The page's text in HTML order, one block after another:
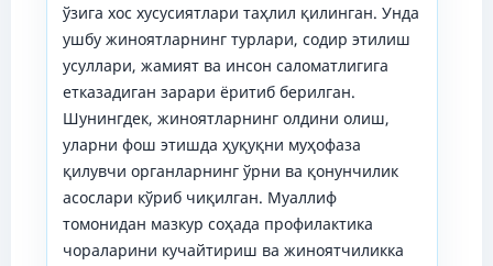
ўзига хос хусусиятлари таҳлил қилинган. Унда
ушбу жиноятларнинг турлари, содир этилиш
усуллари, жамият ва инсон саломатлигига
етказадиган зарари ёритиб берилган.
Шунингдек, жиноятларнинг олдини олиш,
уларни фош этишда ҳуқуқни муҳофаза
қилувчи органларнинг ўрни ва қонунчилик
асослари кўриб чиқилган. Муаллиф
томонидан мазкур соҳада профилактика
чораларини кучайтириш ва жиноятчиликка